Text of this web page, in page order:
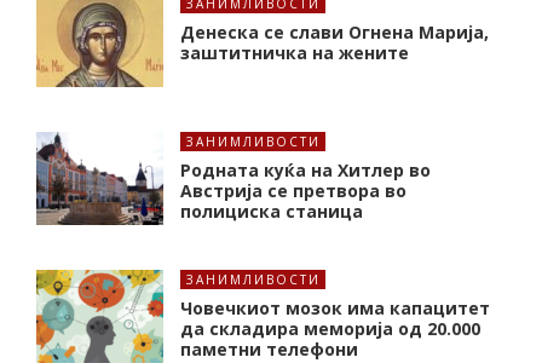
ЗАНИМЛИВОСТИ
Денеска се слави Огнена Марија,
заштитничка на жените
ЗАНИМЛИВОСТИ
Родната куќа на Хитлер во
Австрија се претвора во
полициска станица
ЗАНИМЛИВОСТИ
Човечкиот мозок има капацитет
да складира меморија од 20.000
паметни телефони